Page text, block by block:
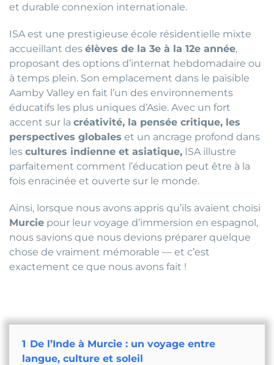
et durable connexion internationale.
ISA est une prestigieuse école résidentielle mixte
accueillant des élèves de la 3e à la 12e année,
proposant des options d’internat hebdomadaire ou
à temps plein. Son emplacement dans le paisible
Aamby Valley en fait l’un des environnements
éducatifs les plus uniques d’Asie. Avec un fort
accent sur la créativité, la pensée critique, les
perspectives globales et un ancrage profond dans
les cultures indienne et asiatique, ISA illustre
parfaitement comment l’éducation peut être à la
fois enracinée et ouverte sur le monde.
Ainsi, lorsque nous avons appris qu’ils avaient choisi
Murcie pour leur voyage d’immersion en espagnol,
nous savions que nous devions préparer quelque
chose de vraiment mémorable — et c’est
exactement ce que nous avons fait !
1 De l’Inde à Murcie : un voyage entre
langue, culture et soleil